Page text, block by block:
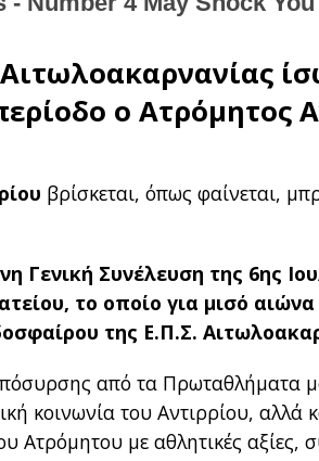
οΑτρόμητος
βρίσκεται, όπως φαίνεται,
Γενική Συνέλευση της 6ης
το οποίο για μισό
της Ε.Π.Σ.
από τα Πρωταθλήματα
κοινωνία του Αντιρρίου, αλλά
Ατρόμητου με αθλητικές αξίες,